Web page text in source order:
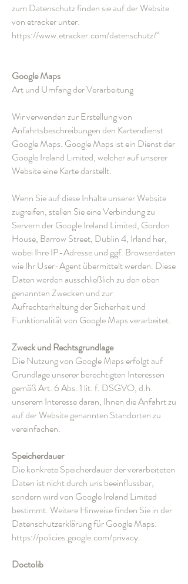
zum Datenschutz finden sie auf der Website
von etracker unter:
https://www.etracker.com/datenschutz/“
Google Maps
Art und Umfang der Verarbeitung
Wir verwenden zur Erstellung von
Anfahrtsbeschreibungen den Kartendienst
Google Maps. Google Maps ist ein Dienst der
Google Ireland Limited, welcher auf unserer
Website eine Karte darstellt.
Wenn Sie auf diese Inhalte unserer Website
zugreifen, stellen Sie eine Verbindung zu
Servern der Google Ireland Limited, Gordon
House, Barrow Street, Dublin 4, Irland her,
wobei Ihre IP-Adresse und ggf. Browserdaten
wie Ihr User-Agent übermittelt werden. Diese
Daten werden ausschließlich zu den oben
genannten Zwecken und zur
Aufrechterhaltung der Sicherheit und
Funktionalität von Google Maps verarbeitet.
Zweck und Rechtsgrundlage
Die Nutzung von Google Maps erfolgt auf
Grundlage unserer berechtigten Interessen
gemäß Art. 6 Abs. 1 lit. f. DSGVO, d.h.
unserem Interesse daran, Ihnen die Anfahrt zu
auf der Website genannten Standorten zu
vereinfachen.
Speicherdauer
Die konkrete Speicherdauer der verarbeiteten
Daten ist nicht durch uns beeinflussbar,
sondern wird von Google Ireland Limited
bestimmt. Weitere Hinweise finden Sie in der
Datenschutzerklärung für Google Maps:
https://policies.google.com/privacy.
Doctolib